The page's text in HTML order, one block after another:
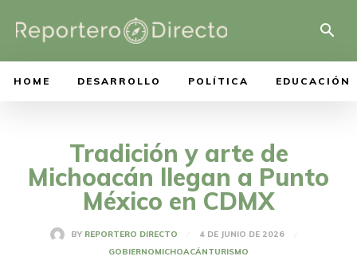
HOME DESARROLLO POLÍTICA EDUCACIÓN
Tradición y arte de
Michoacán llegan a Punto
México en CDMX
BY REPORTERO DIRECTO
4 DE JUNIO DE 2026
GOBIERNOMICHOACÁNTURISMO